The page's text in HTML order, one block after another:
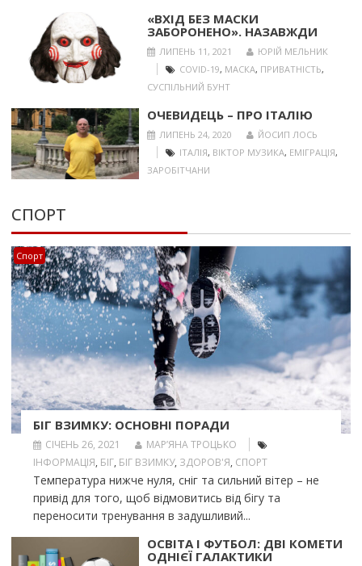
«ВХІД БЕЗ МАСКИ
ЗАБОРОНЕНО». НАЗАВЖДИ
ЛИПЕНЬ 11, 2021
ЮРІЙ МЕЛЬНИК
COVID-19, МАСКА, ПРИВАТНІСТЬ,
СУСПІЛЬНИЙ БУНТ
ОЧЕВИДЕЦЬ – ПРО ІТАЛІЮ
ЛИПЕНЬ 24, 2020
ЙОСИП ЛОСЬ
ІТАЛІЯ, ВІКТОР МУЗИКА, ЕМІГРАЦІЯ,
ЗАРОБІТЧАНИ
СПОРТ
Спорт
БІГ ВЗИМКУ: ОСНОВНІ ПОРАДИ
СІЧЕНЬ 26, 2021
МАР’ЯНА ТРОЦЬКО
ІНФОРМАЦІЯ, БІГ, БІГ ВЗИМКУ, ЗДОРОВ'Я, СПОРТ
Температура нижче нуля, сніг та сильний вітер – не
привід для того, щоб відмовитись від бігу та
переносити тренування в задушливий...
ОСВІТА І ФУТБОЛ: ДВІ КОМЕТИ
ОДНІЄЇ ГАЛАКТИКИ